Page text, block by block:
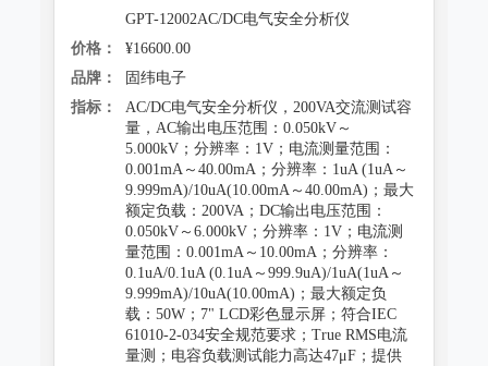
GPT-12002AC/DC电气安全分析仪
价格：
¥16600.00
品牌：
固纬电子
指标：
AC/DC电气安全分析仪，200VA交流测试容
量，AC输出电压范围：0.050kV～
5.000kV；分辨率：1V；电流测量范围：
0.001mA～40.00mA；分辨率：1uA (1uA～
9.999mA)/10uA(10.00mA～40.00mA)；最大
额定负载：200VA；DC输出电压范围：
0.050kV～6.000kV；分辨率：1V；电流测
量范围：0.001mA～10.00mA；分辨率：
0.1uA/0.1uA (0.1uA～999.9uA)/1uA(1uA～
9.999mA)/10uA(10.00mA)；最大额定负
载：50W；7" LCD彩色显示屏；符合IEC
61010-2-034安全规范要求；True RMS电流
量测；电容负载测试能力高达47μF；提供